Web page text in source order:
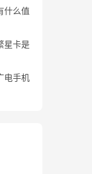
什么值
星卡是
电手机